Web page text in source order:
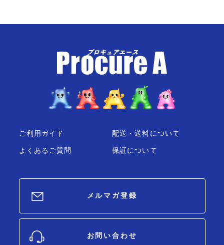
ご利用ガイド
よくあるご質問
配送・送料について
保証について
メルマガ登録
お問い合わせ